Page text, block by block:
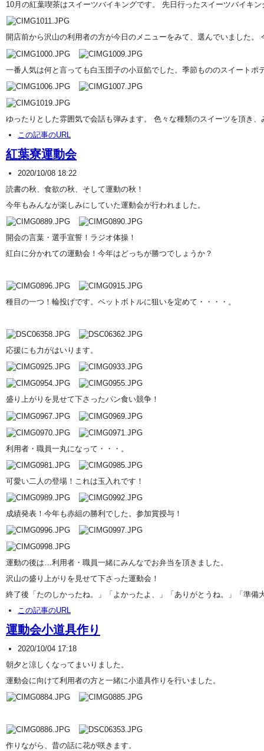
10月の紅葉喫茶はスイーツバイキングです。 先日行ったスイーツバイキン
開店前から沢山の利用者の方が今日のメニューをみて、選んでいました
一番人気は何と言っても白玉団子の小豆餡でした。季節もののスイートポ
ゆったりとした雰囲気で会話も弾みます。 色々な種類のスイーツを頂き
この記事のURL
紅葉寮運動会
2020/10/08 18:22
読書の秋、食欲の秋、そして運動の秋！
今年もみんなが楽しみにしていた運動会が行われました。
開会の言葉・選手宣誓！ラジオ体操！
紅白に分かれての運動会！今年はどっちが勝つでしょうか？
種目の一つ！輪投げです。ペットボトルに狙いを定めて・・・・。
応援にも力がはいります。
盛り上がりを見せて下さったパン食い競争！
利用者・職員一丸になって・・・。
可愛い二人の登場！これは玉入れです！
成績発表！今年も赤組の勝利でした。参加賞授与！
運動の後は…利用者・職員一緒にみんなでお弁当を頂きました。
沢山の盛り上がりを見せて下さった運動会！
終了後「たのしかったね。」「よかったよ、」「ありがとうね。」「準
この記事のURL
運動会小道具作り
2020/10/04 17:18
朝夕と涼しくなってまいりました。
運動会に向けて利用者の方と一緒に小道具作りを行いました。
作りながら、昔の話に花が咲きます。